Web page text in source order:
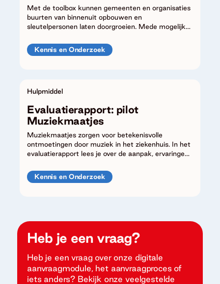
Met de toolbox kunnen gemeenten en organisaties
buurten van binnenuit opbouwen en
sleutelpersonen laten doorgroeien. Mede mogelijk
Kennis en Onderzoek
Hulpmiddel
Evaluatierapport: pilot
Muziekmaatjes
Muziekmaatjes zorgen voor betekenisvolle
ontmoetingen door muziek in het ziekenhuis. In het
evaluatierapport lees je over de aanpak, ervaringen
Kennis en Onderzoek
Heb je een vraag?
Heb je een vraag over onze digitale
aanvraagmodule, het aanvraagproces of
iets anders? Bekijk onze veelgestelde